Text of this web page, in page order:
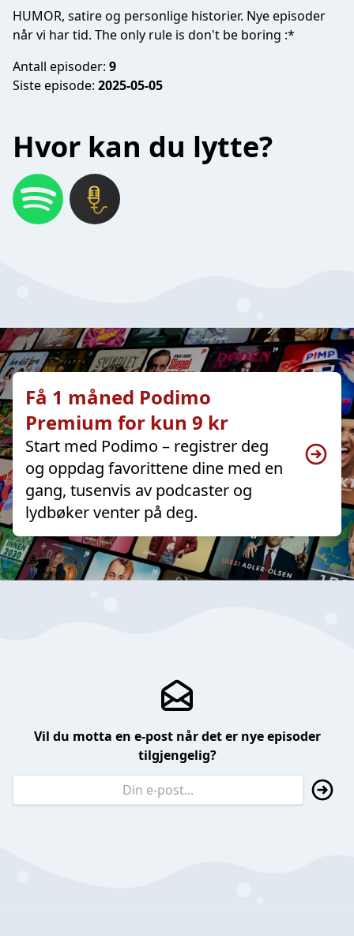
HUMOR, satire og personlige historier. Nye episoder
når vi har tid. The only rule is don't be boring :*
Antall episoder: 9
Siste episode: 2025-05-05
Hvor kan du lytte?
Få 1 måned Podimo
Premium for kun 9 kr
Start med Podimo – registrer deg
og oppdag favorittene dine med en
gang, tusenvis av podcaster og
lydbøker venter på deg.
Vil du motta en e-post når det er nye episoder
tilgjengelig?